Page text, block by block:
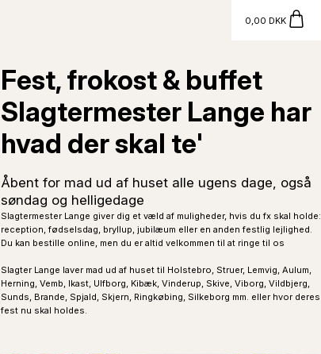
0,00 DKK
Fest, frokost & buffet
Slagtermester Lange har
hvad der skal te'
Åbent for mad ud af huset alle ugens dage, også
søndag og helligedage
Slagtermester Lange giver dig et væld af muligheder, hvis du fx skal holde:
reception, fødselsdag, bryllup, jubilæum eller en anden festlig lejlighed.
Du kan bestille online, men du er altid velkommen til at ringe til os
Slagter Lange laver mad ud af huset til Holstebro, Struer, Lemvig, Aulum,
Herning, Vemb, Ikast, Ulfborg, Kibæk, Vinderup, Skive, Viborg, Vildbjerg,
Sunds, Brande, Spjald, Skjern, Ringkøbing, Silkeborg mm. eller hvor deres
fest nu skal holdes.